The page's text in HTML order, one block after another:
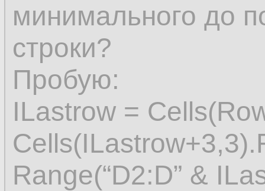
минимального до
строки?
Пробую:
ILastrow =
Range(“D2:D” &